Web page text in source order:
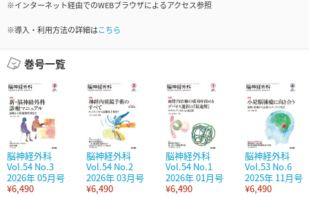
※インターネット経由でのWEBブラウザによるアクセス参照
※導入・利用方法の詳細はこちら
巻号一覧
脳神経外科
Vol.54 No.3
2026年 05月号
¥6,490
脳神経外科
Vol.54 No.2
2026年 03月号
¥6,490
脳神経外科
Vol.54 No.1
2026年 01月号
¥6,490
脳神経外科
Vol.53 No.6
2025年 11月号
¥6,490